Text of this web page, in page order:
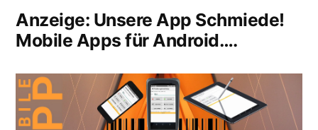
mit
Open
erstellen
Anzeige: Unsere App Schmiede!
Mobile Apps für Android….